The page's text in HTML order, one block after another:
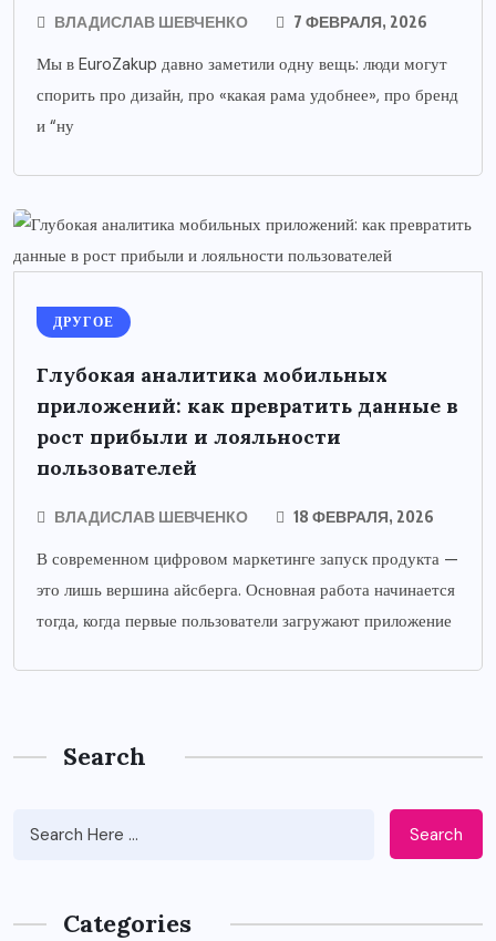
ВЛАДИСЛАВ ШЕВЧЕНКО 7 ФЕВРАЛЯ, 2026
Мы в EuroZakup давно заметили одну вещь: люди могут
спорить про дизайн, про «какая рама удобнее», про бренд
и “ну
ДРУГОЕ
Глубокая аналитика мобильных
приложений: как превратить данные в
рост прибыли и лояльности
пользователей
ВЛАДИСЛАВ ШЕВЧЕНКО 18 ФЕВРАЛЯ, 2026
В современном цифровом маркетинге запуск продукта —
это лишь вершина айсберга. Основная работа начинается
тогда, когда первые пользователи загружают приложение
Search
Search
Categories